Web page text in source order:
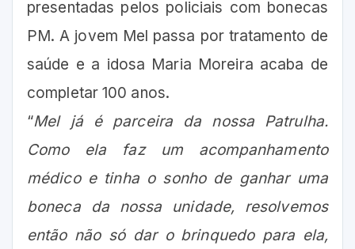
presentadas pelos policiais com bonecas
PM. A jovem Mel passa por tratamento de
saúde e a idosa Maria Moreira acaba de
completar 100 anos.
“Mel já é parceira da nossa Patrulha.
Como ela faz um acompanhamento
médico e tinha o sonho de ganhar uma
boneca da nossa unidade, resolvemos
então não só dar o brinquedo para ela,